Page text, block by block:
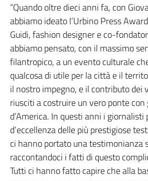
“Quando oltre dieci anni fa, con
abbiamo ideato l’Urbino Press
Guidi, fashion designer e co-
abbiamo pensato, con il massimo
filantropico, a un evento culturale
qualcosa di utile per la città e il
il nostro impegno, e il contributo dei
riusciti a costruire un vero ponte
d’America. In questi anni i
d’eccellenza delle più prestigiose
ci hanno portato una testimonianza
raccontandoci i fatti di questo
Tutti ci hanno fatto capire che alla